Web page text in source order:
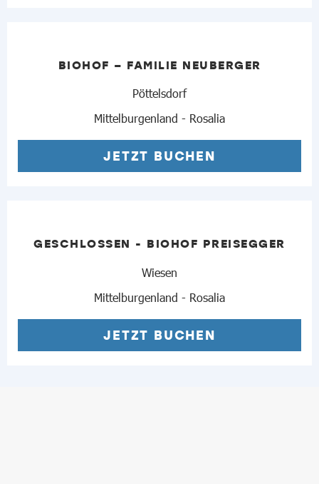
BIOHOF – FAMILIE NEUBERGER
Pöttelsdorf
Mittelburgenland - Rosalia
JETZT BUCHEN
GESCHLOSSEN - BIOHOF PREISEGGER
Wiesen
Mittelburgenland - Rosalia
JETZT BUCHEN